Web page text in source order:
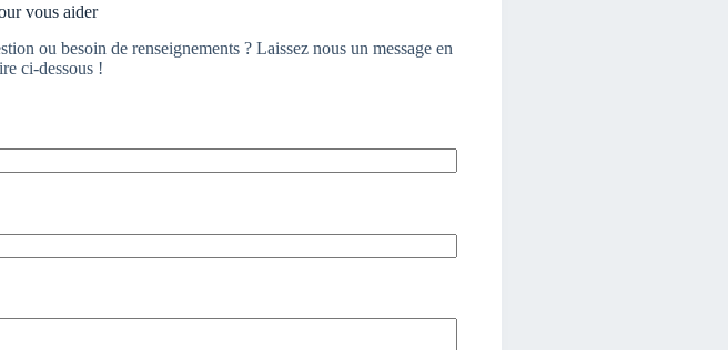
vous aider
ou besoin de renseignements ? Laissez nous un message en
ci-dessous !